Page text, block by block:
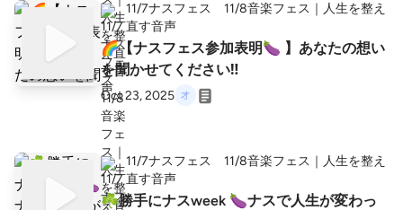
11/7ナスフェス 11/8音楽フェス｜人生を整え
直す音声
🌈【ナスフェス参加表明🍆 】あなたの想い
を聞かせてください‼️
Oct 23, 2025
11/7ナスフェス 11/8音楽フェス｜人生を整え
直す音声
☘️勝手にナスweek 🍆ナスで人生が変わっ